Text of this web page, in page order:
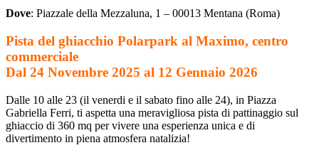
Dove: Piazzale della Mezzaluna, 1 – 00013 Mentana (Roma)
Pista del ghiacchio Polarpark al Maximo, centro
commerciale
Dal 24 Novembre 2025 al 12 Gennaio 2026
Dalle 10 alle 23 (il venerdi e il sabato fino alle 24), in Piazza
Gabriella Ferri, ti aspetta una meravigliosa pista di pattinaggio sul
ghiaccio di 360 mq per vivere una esperienza unica e di
divertimento in piena atmosfera natalizia!